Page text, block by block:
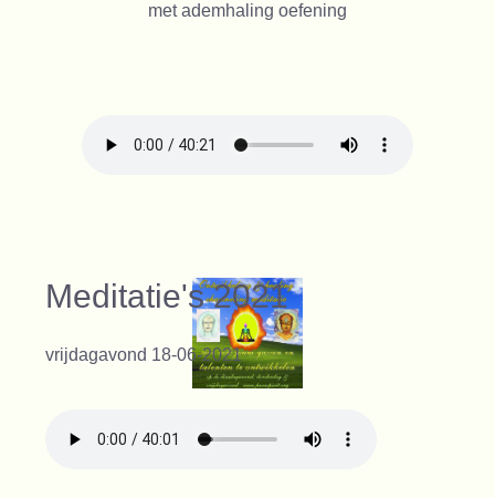
met ademhaling oefening
Meditatie's 2021
vrijdagavond 18-06-2021